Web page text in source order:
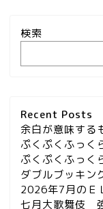
検索
Recent Posts
余白が意味する
ぷくぷくふっく
ぷくぷくふっ
ダブルブッキン
2026年7月のＥ
七月大歌舞伎＿